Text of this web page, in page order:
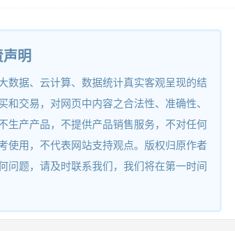
明
数据、云计算、数据统计真实客观呈现的结
交易，对网页中内容之合法性、准确性、
生产产品，不提供产品销售服务，不对任何
使用，不代表网站支持观点。版权归原作者
问题，请及时联系我们，我们将在第一时间